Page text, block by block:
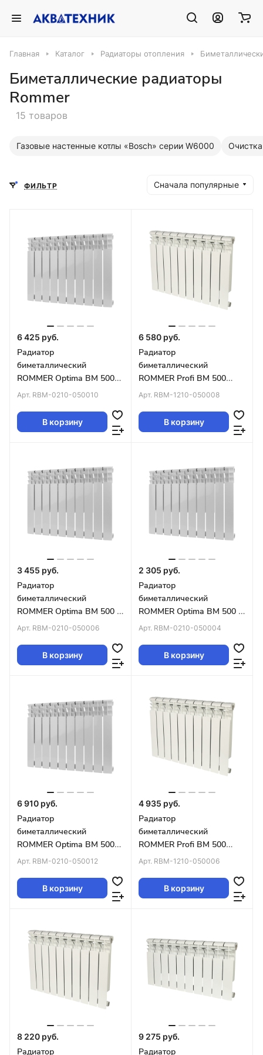
Главная Каталог Радиаторы отопления
Биметаллические радиаторы
Rommer
15 товаров
Газовые настенные котлы «Bosch» серии W6000
ФИЛЬТР Сначала популярные
6 425 руб.
Радиатор
биметаллический
ROMMER Optima BM 500
10 секций (RAL9016)
Арт. RBM-0210-050010
В корзину
6 580 руб.
Радиатор
биметаллический
ROMMER Profi BM 500
(BI500-80-80-150) 8
Арт. RBM-1210-050008
В корзину
3 455 руб.
Радиатор
биметаллический
ROMMER Optima BM 500 6
секций (RAL9016) 89571
Арт. RBM-0210-050006
В корзину
2 305 руб.
Радиатор
биметаллический
ROMMER Optima BM 500 4
секций (RAL9016)
Арт. RBM-0210-050004
В корзину
6 910 руб.
Радиатор
биметаллический
ROMMER Optima BM 500
12 секций (RAL9016)
Арт. RBM-0210-050012
В корзину
4 935 руб.
Радиатор
биметаллический
ROMMER Profi BM 500
(BI500-80-80-150) 6
Арт. RBM-1210-050006
В корзину
8 220 руб.
Радиатор
9 275 руб.
Радиатор